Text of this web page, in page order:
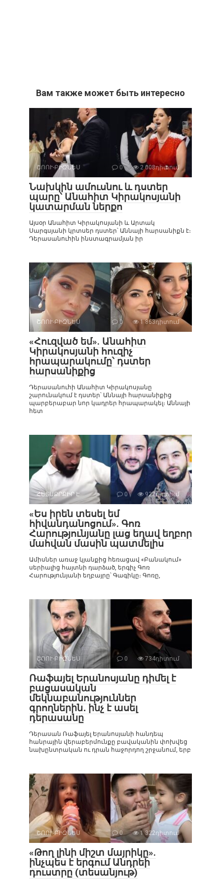
Вам также может быть интересно
ՇՈՈՒ-ԲԻԶՆԵՍ 0 2 008դիտում
Նախկին ամուսնու և դստեր
պարը՝ Անահիտ Կիրակոսյանի
կատարման ներքո
Այսօր Անահիտ Կիրակոսյանի և Արտակ
Սարգսյանի կրտսեր դստեր՝ Աննայի հարսանիքն է։
Դերասանուհին ինստագրամյան իր
ՇՈՈՒ-ԲԻԶՆԵՍ 0 1 863դիտում
«Հուզված եմ». Անահիտ
Կիրակոսյանի հուզիչ
հրապարակումը՝ դստեր
հարսանիքից
Դերասանուհի Անահիտ Կիրակոսյանը
շարունակում է դստեր՝ Աննայի հարսանիքից
պարբերաբար նոր կադրեր հրապարակել։ Աննայի
հետ
ՀԵՏԱՔՐՔԻՐ Է 0 922դիտում
«Ես իրեն տեսել եմ
հիվանդանոցում». Գոռ
Հարությունյանը լաց եղավ եղբոր
մահվան մասին պատմելիս
Ամիսներ առաջ կյանքից հեռացավ «Բանակում»
սերիալից հայտնի դարձած, երգիչ Գոռ
Հարությունյանի եղբայրը՝ Գագիկը։ Գոռը,
ՇՈՈՒ-ԲԻԶՆԵՍ 0 734դիտում
Ռաֆայել Երանոսյանը դիմել է
բացասական
մեկնաբանություններ
գրողներին․ ինչ է ասել
դերասանը
Դերասան Ռաֆայել Երանոսյանի հանդեպ
հանրային վերաբերմունքը բավականին փոխվեց
նախընտրական ու դրան հաջորդող շրջանում, երբ
ՇՈՈՒ-ԲԻԶՆԵՍ 0 1 322դիտում
«Թող լինի միշտ մայրիկը».
ինչպես է երգում Անդրեի
դուստրը (տեսանյութ)